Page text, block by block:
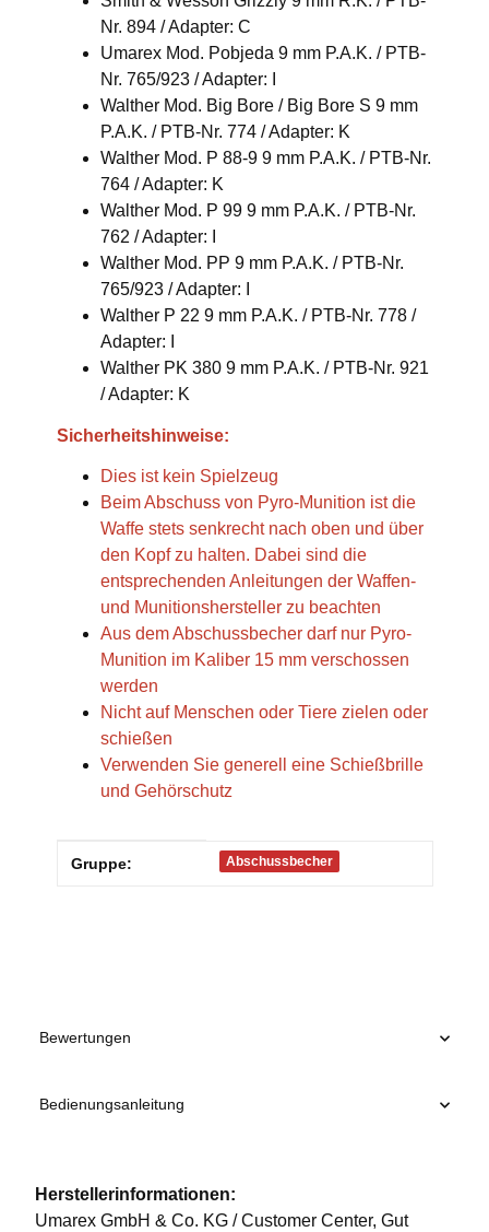
Nr. 894 / Adapter: C
Umarex Mod. Pobjeda 9 mm P.A.K. / PTB-
Nr. 765/923 / Adapter: I
Walther Mod. Big Bore / Big Bore S 9 mm
P.A.K. / PTB-Nr. 774 / Adapter: K
Walther Mod. P 88-9 9 mm P.A.K. / PTB-Nr.
764 / Adapter: K
Walther Mod. P 99 9 mm P.A.K. / PTB-Nr.
762 / Adapter: I
Walther Mod. PP 9 mm P.A.K. / PTB-Nr.
765/923 / Adapter: I
Walther P 22 9 mm P.A.K. / PTB-Nr. 778 /
Adapter: I
Walther PK 380 9 mm P.A.K. / PTB-Nr. 921
/ Adapter: K
Sicherheitshinweise:
Dies ist kein Spielzeug
Beim Abschuss von Pyro-Munition ist die
Waffe stets senkrecht nach oben und über
den Kopf zu halten. Dabei sind die
entsprechenden Anleitungen der Waffen-
und Munitionshersteller zu beachten
Aus dem Abschussbecher darf nur Pyro-
Munition im Kaliber 15 mm verschossen
werden
Nicht auf Menschen oder Tiere zielen oder
schießen
Verwenden Sie generell eine Schießbrille
und Gehörschutz
Produkteigenschaft
Wert
Gruppe: Abschussbecher
Bewertungen
Bedienungsanleitung
Herstellerinformationen:
Umarex GmbH & Co. KG / Customer Center, Gut